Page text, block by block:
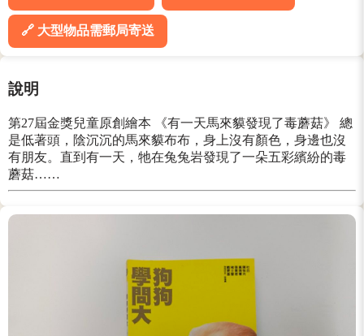
🔗 大型物品需郵局寄送
說明
第27屆金獎兒童原創繪本 《有一天馬來貘發現了毒蘑菇》 總
是低著頭，陰沉沉的馬來貘布布，身上沒有顏色，身邊也沒
有朋友。直到有一天，牠在兔兔岩發現了一朵五彩繽紛的毒
蘑菇……